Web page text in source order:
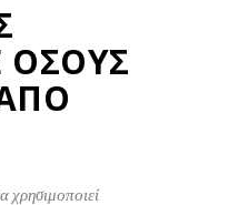
ΟΣΟΥΣ
χρησιμοποιεί